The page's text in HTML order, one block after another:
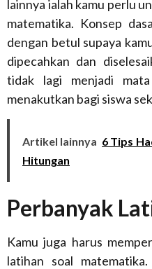
lainnya ialah kamu perlu
matematika. Konsep
dengan betul supaya
dipecahkan dan
tidak lagi menjadi
menakutkan bagi siswa
Artikel lainnya 6 Tips
Hitungan
Perbanyak
Kamu juga harus
latihan soal